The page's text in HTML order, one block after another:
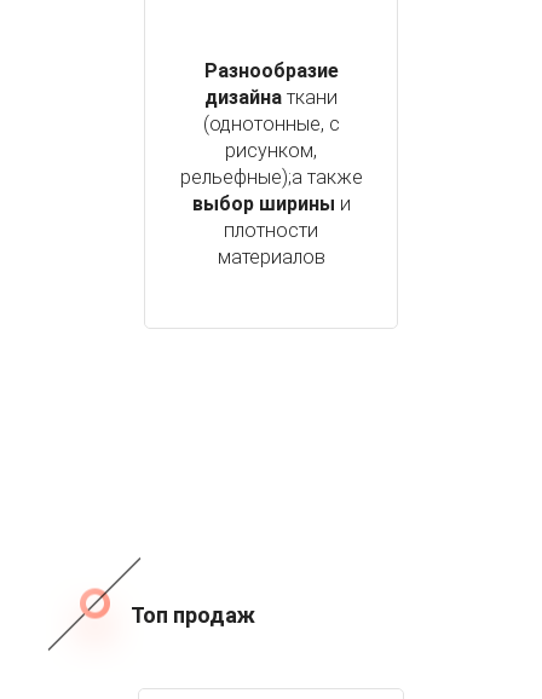
Разнообразие
дизайна ткани
(однотонные, с
рисунком,
рельефные);а также
выбор ширины и
плотности
материалов
Топ продаж